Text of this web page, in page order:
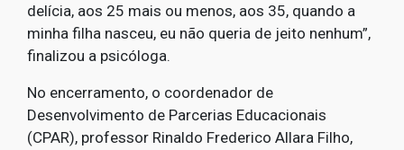
delícia, aos 25 mais ou menos, aos 35, quando a
minha filha nasceu, eu não queria de jeito nenhum”,
finalizou a psicóloga.
No encerramento, o coordenador de
Desenvolvimento de Parcerias Educacionais
(CPAR), professor Rinaldo Frederico Allara Filho,